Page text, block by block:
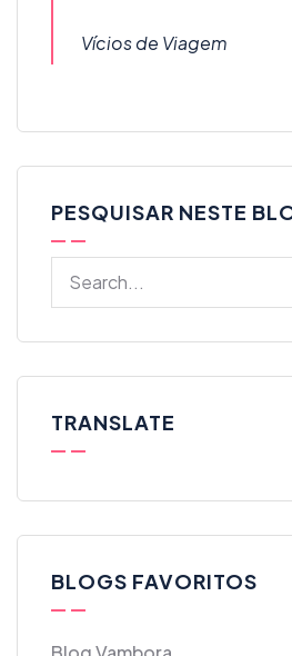
Vícios de Viagem
PESQUISAR NESTE
TRANSLATE
BLOGS FAVORITOS